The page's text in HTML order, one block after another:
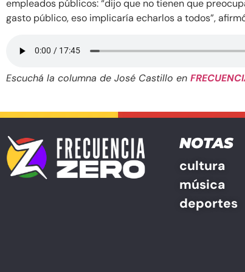
empleados públicos: “dijo que no tienen que
gasto público, eso implicaría echarlos a todos”,
Escuchá la columna de José Castillo en
NOTAS
cultura
música
deportes